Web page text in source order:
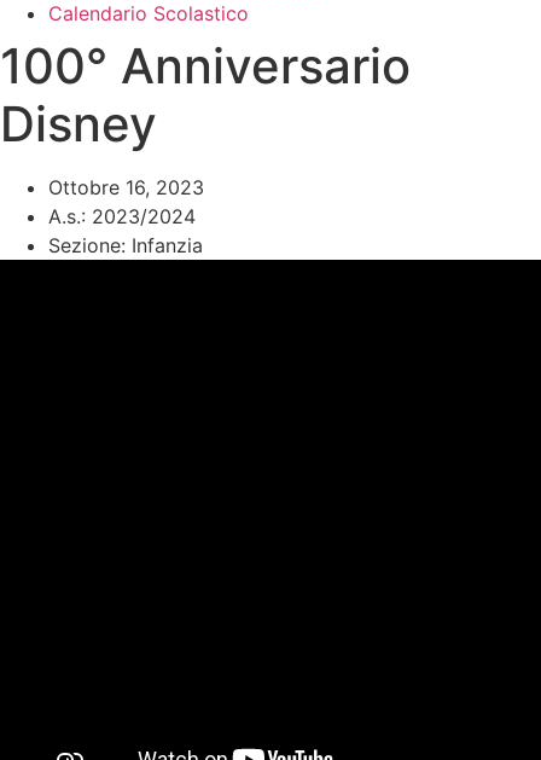
Calendario Scolastico
100° Anniversario
Disney
Ottobre 16, 2023
A.s.: 2023/2024
Sezione: Infanzia